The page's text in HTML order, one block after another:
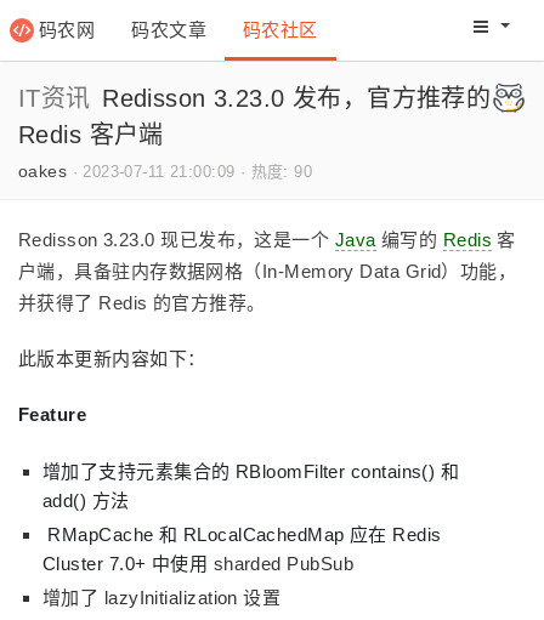
码农网 码农文章 码农社区 码农网
IT资讯 Redisson 3.23.0 发布，官方推荐的
Redis 客户端
oakes ·2023-07-11 21:00:09 · 热度: 90
Redisson 3.23.0 现已发布，这是一个 Java 编写的 Redis 客
户端，具备驻内存数据网格（In-Memory Data Grid）功能，
并获得了 Redis 的官方推荐。
此版本更新内容如下：
Feature
增加了支持元素集合的 RBloomFilter contains() 和
add() 方法
RMapCache 和 RLocalCachedMap 应在 Redis
Cluster 7.0+ 中使用 sharded PubSub
增加了 lazyInitialization 设置